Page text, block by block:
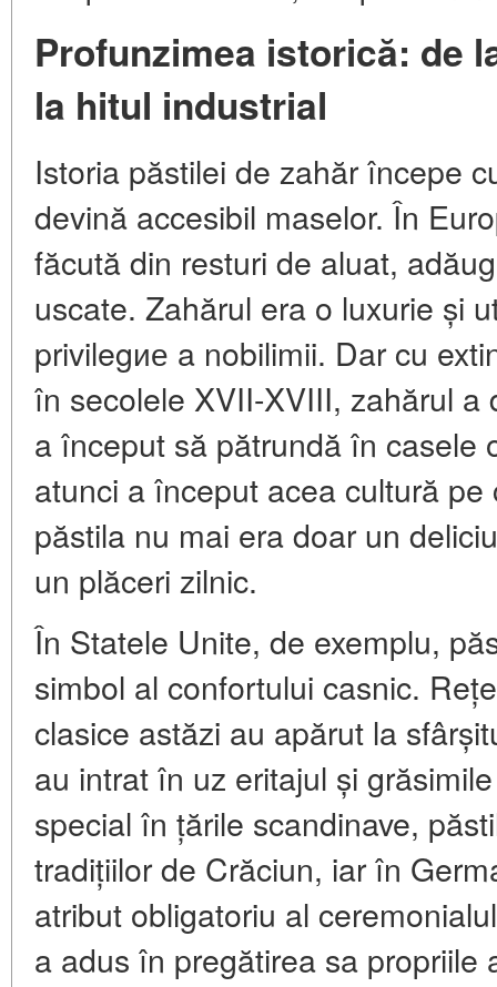
Profunzimea istorică: de
la hitul industrial
Istoria păstilei de zahăr începe
devină accesibil maselor. În
făcută din resturi de aluat,
uscate. Zahărul era o luxurie și
privilegие a nobilimii. Dar cu
în secolele XVII-XVIII, zahărul a
a început să pătrundă în casele
atunci a început acea cultură
păstila nu mai era doar un
un plăceri zilnic.
În Statele Unite, de exemplu,
simbol al confortului casnic.
clasice astăzi au apărut la
au intrat în uz eritajul și
special în țările scandinave,
tradițiilor de Crăciun, iar în
atribut obligatoriu al
a adus în pregătirea sa propriile